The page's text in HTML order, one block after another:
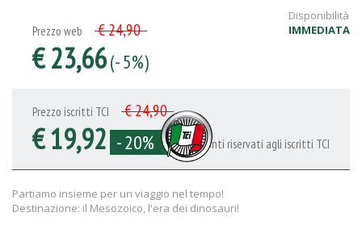
Disponibilità
IMMEDIATA
Prezzo web € 24,90
€ 23,66(- 5%)
Prezzo iscritti TCI € 24,90
€ 19,92 - 20% Sconti riservati agli iscritti TCI
Partiamo insieme per un viaggio nel tempo!
Destinazione: il Mesozoico, l'era dei dinosauri!